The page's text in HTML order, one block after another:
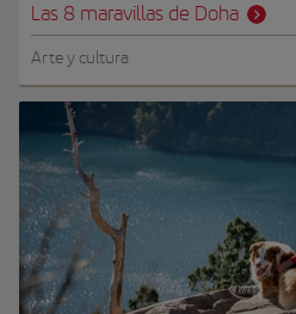
Las 8 maravillas de Doha
Arte y cultura